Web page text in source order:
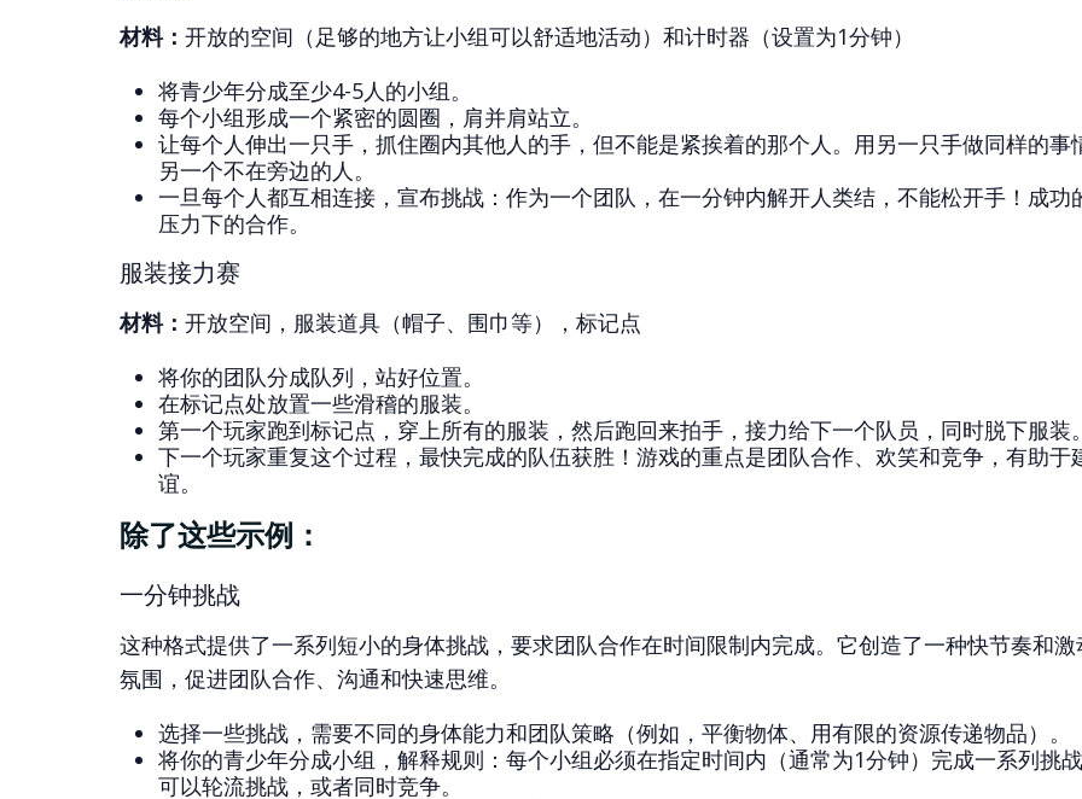
材料： 开放的空间（足够的地方让小组可以舒适地活动）和计时器（设置为1分钟）
将青少年分成至少4-5人的小组。
每个小组形成一个紧密的圆圈，肩并肩站立。
让每个人伸出一只手，抓住圈内其他人的手，但不能是紧挨着的那个人。用另一只手做同样的事
另一个不在旁边的人。
一旦每个人都互相连接，宣布挑战：作为一个团队，在一分钟内解开人类结，不能松开手！成功
压力下的合作。
服装接力赛
材料： 开放空间，服装道具（帽子、围巾等），标记点
将你的团队分成队列，站好位置。
在标记点处放置一些滑稽的服装。
第一个玩家跑到标记点，穿上所有的服装，然后跑回来拍手，接力给下一个队员，同时脱下服装
下一个玩家重复这个过程，最快完成的队伍获胜！游戏的重点是团队合作、欢笑和竞争，有助于
谊。
除了这些示例：
一分钟挑战
这种格式提供了一系列短小的身体挑战，要求团队合作在时间限制内完成。它创造了一种快节奏和
氛围，促进团队合作、沟通和快速思维。
选择一些挑战，需要不同的身体能力和团队策略（例如，平衡物体、用有限的资源传递物品）。
将你的青少年分成小组，解释规则：每个小组必须在指定时间内（通常为1分钟）完成一系列挑
可以轮流挑战，或者同时竞争。